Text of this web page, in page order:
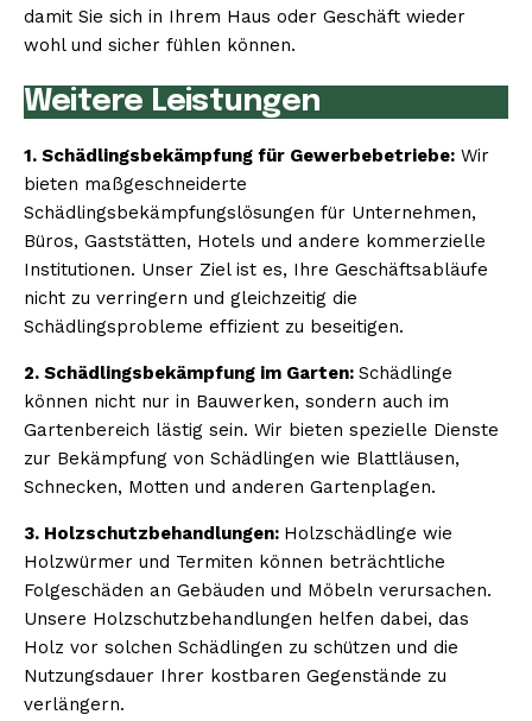
damit Sie sich in Ihrem Haus oder Geschäft wieder
wohl und sicher fühlen können.
Weitere Leistungen
1. Schädlingsbekämpfung für Gewerbebetriebe: Wir
bieten maßgeschneiderte
Schädlingsbekämpfungslösungen für Unternehmen,
Büros, Gaststätten, Hotels und andere kommerzielle
Institutionen. Unser Ziel ist es, Ihre Geschäftsabläufe
nicht zu verringern und gleichzeitig die
Schädlingsprobleme effizient zu beseitigen.
2. Schädlingsbekämpfung im Garten: Schädlinge
können nicht nur in Bauwerken, sondern auch im
Gartenbereich lästig sein. Wir bieten spezielle Dienste
zur Bekämpfung von Schädlingen wie Blattläusen,
Schnecken, Motten und anderen Gartenplagen.
3. Holzschutzbehandlungen: Holzschädlinge wie
Holzwürmer und Termiten können beträchtliche
Folgeschäden an Gebäuden und Möbeln verursachen.
Unsere Holzschutzbehandlungen helfen dabei, das
Holz vor solchen Schädlingen zu schützen und die
Nutzungsdauer Ihrer kostbaren Gegenstände zu
verlängern.